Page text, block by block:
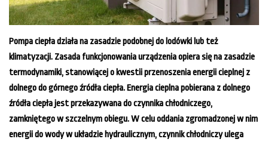
Pompa ciepła działa na zasadzie podobnej do lodówki lub też
klimatyzacji. Zasada funkcjonowania urządzenia opiera się na zasadzie
termodynamiki, stanowiącej o kwestii przenoszenia energii cieplnej z
dolnego do górnego źródła ciepła. Energia cieplna pobierana z dolnego
źródła ciepła jest przekazywana do czynnika chłodniczego,
zamkniętego w szczelnym obiegu. W celu oddania zgromadzonej w nim
energii do wody w układzie hydraulicznym, czynnik chłodniczy ulega